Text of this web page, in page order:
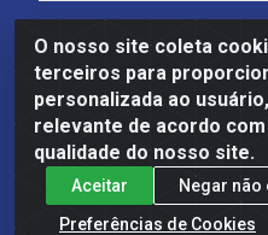
O nosso site coleta
terceiros para
personalizada ao
relevante de acordo
qualidade do nosso site.
Aceitar
Negar não
Preferências de Cookies
Estrela Distribuição LTDA
Setor Setor de Industria
S/NC - Setor Industrial